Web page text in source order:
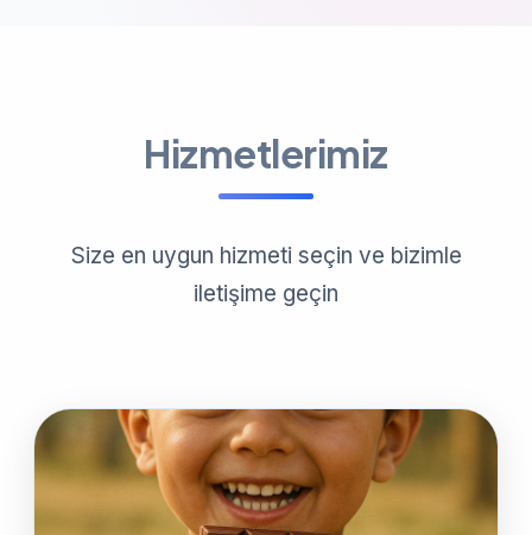
Hizmetlerimiz
Size en uygun hizmeti seçin ve bizimle
iletişime geçin